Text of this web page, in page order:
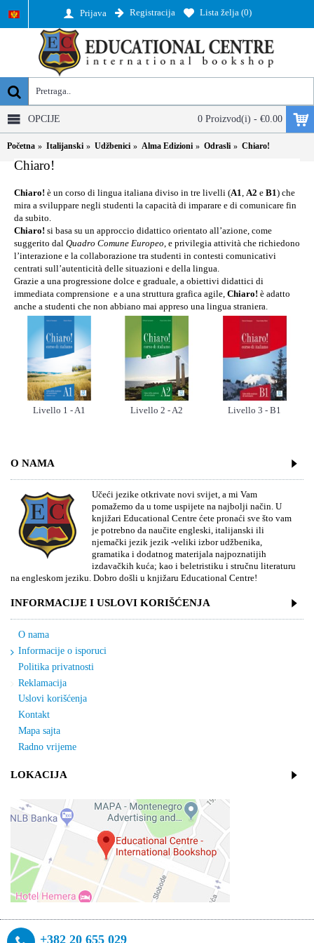
Prijava Registracija Lista želja (0)
0 Proizvod(i) - €0.00
OPCIJE
Početna Italijanski Udžbenici Alma Edizioni Odrasli Chiaro!
Chiaro!
Chiaro! è un corso di lingua italiana diviso in tre livelli (A1, A2 e B1) che
mira a sviluppare negli studenti la capacità di imparare e di comunicare fin
da subito.
Chiaro! si basa su un approccio didattico orientato all’azione, come
suggerito dal Quadro Comune Europeo, e privilegia attività che richiedono
l’interazione e la collaborazione tra studenti in contesti comunicativi
centrati sull’autenticità delle situazioni e della lingua.
Grazie a una progressione dolce e graduale, a obiettivi didattici di
immediata comprensione e a una struttura grafica agile, Chiaro! è adatto
anche a studenti che non abbiano mai appreso una lingua straniera.
Livello 1 - A1 Livello 2 - A2 Livello 3 - B1
O NAMA
Učeći jezike otkrivate novi svijet, a mi Vam
pomažemo da u tome uspijete na najbolji način. U
knjižari Educational Centre ćete pronaći sve što vam
je potrebno da naučite engleski, italijanski ili
njemački jezik jezik -veliki izbor udžbenika,
gramatika i dodatnog materijala najpoznatijih
izdavačkih kuća; kao i beletristiku i stručnu literaturu
na engleskom jeziku. Dobro došli u knjižaru Educational Centre!
INFORMACIJE I USLOVI KORIŠĆENJA
O nama
Informacije o isporuci
Politika privatnosti
Reklamacija
Uslovi korišćenja
Kontakt
Mapa sajta
Radno vrijeme
LOKACIJA
+382 20 655 029